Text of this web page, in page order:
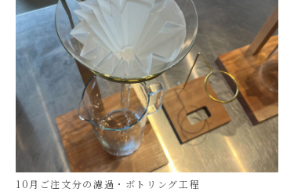
10月ご注文分の濾過・ボトリング工程